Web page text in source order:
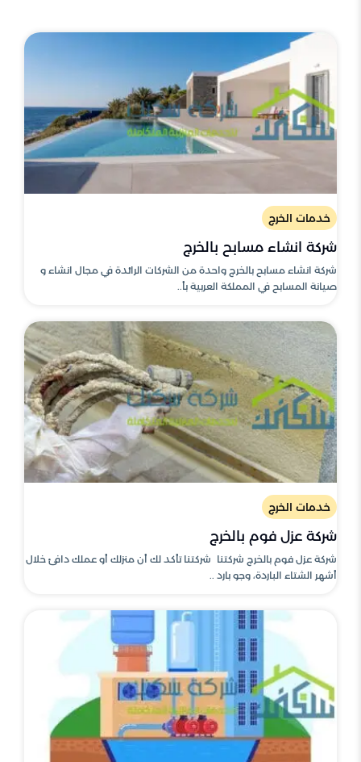
خدمات الخرج
شركة انشاء مسابح بالخرج
شركة انشاء مسابح بالخرج واحدة من الشركات الرائدة في مجال انشاء و
صيانة المسابح في المملكة العربية بأ..
خدمات الخرج
شركة عزل فوم بالخرج
شركة عزل فوم بالخرج شركتنا شركتنا تأكد لك أن منزلك أو عملك دافئ خلال
أشهر الشتاء الباردة، وجو بارد ..